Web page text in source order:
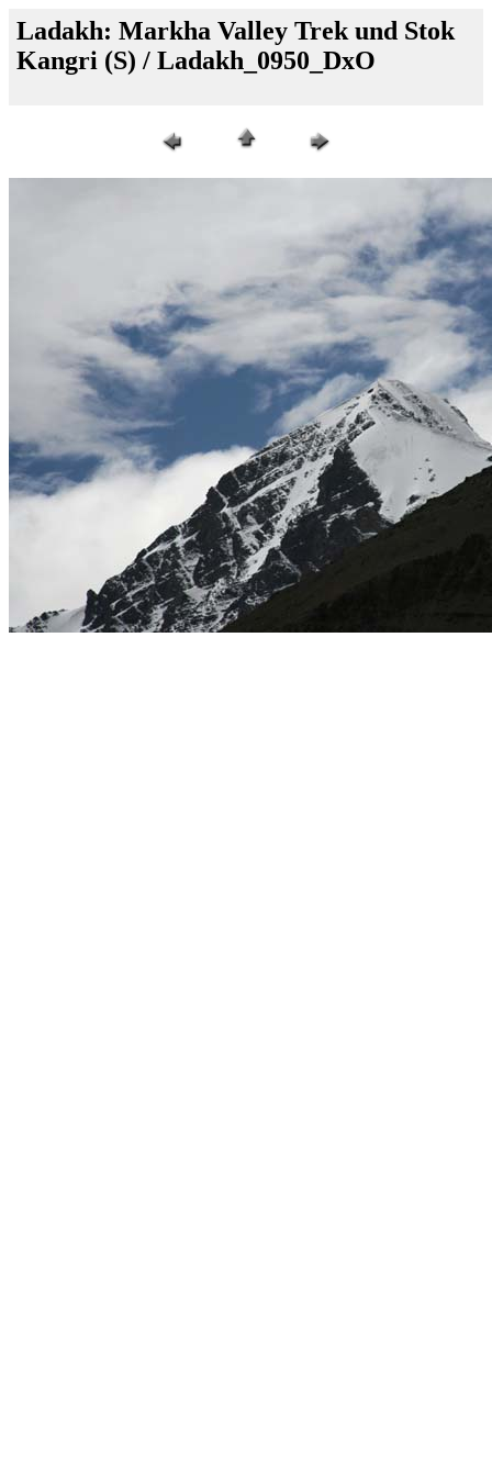
Ladakh: Markha Valley Trek und Stok
Kangri (S) / Ladakh_0950_DxO